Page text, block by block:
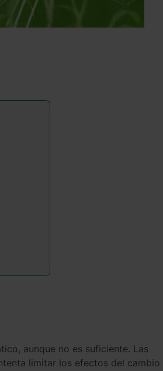
aunque no es suficiente. Las
limitar los efectos del cambio